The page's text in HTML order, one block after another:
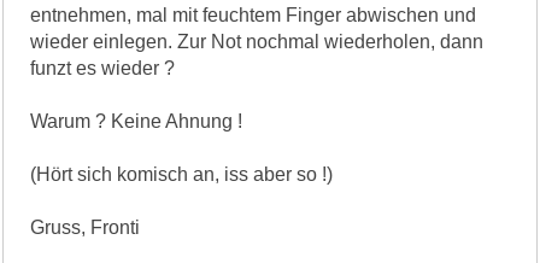
entnehmen, mal mit feuchtem Finger abwischen und
wieder einlegen. Zur Not nochmal wiederholen, dann
funzt es wieder ?
Warum ? Keine Ahnung !
(Hört sich komisch an, iss aber so !)
Gruss, Fronti